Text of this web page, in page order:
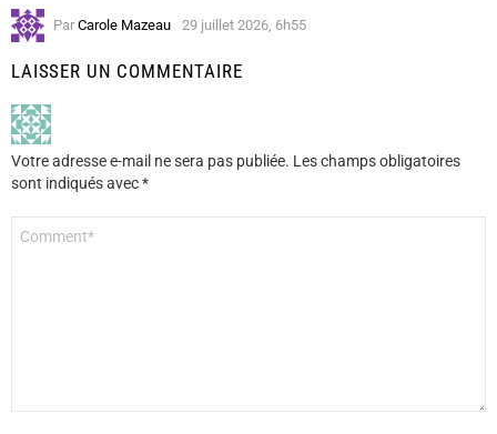
Par Carole Mazeau 29 juillet 2026, 6h55
LAISSER UN COMMENTAIRE
Votre adresse e-mail ne sera pas publiée. Les champs obligatoires
sont indiqués avec*